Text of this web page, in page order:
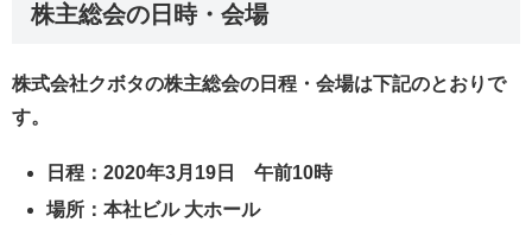
株主総会の日時・会場
株式会社クボタの株主総会の日程・会場は下記のとおりで
す。
日程：2020年3月19日 午前10時
場所：本社ビル 大ホール